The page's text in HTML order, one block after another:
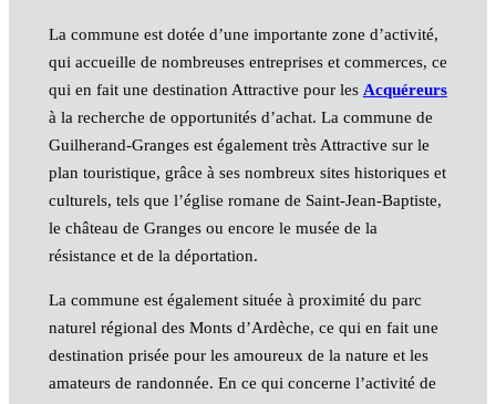
La commune est dotée d’une importante zone d’activité,
qui accueille de nombreuses entreprises et commerces, ce
qui en fait une destination Attractive pour les Acquéreurs
à la recherche de opportunités d’achat. La commune de
Guilherand-Granges est également très Attractive sur le
plan touristique, grâce à ses nombreux sites historiques et
culturels, tels que l’église romane de Saint-Jean-Baptiste,
le château de Granges ou encore le musée de la
résistance et de la déportation.
La commune est également située à proximité du parc
naturel régional des Monts d’Ardèche, ce qui en fait une
destination prisée pour les amoureux de la nature et les
amateurs de randonnée. En ce qui concerne l’activité de